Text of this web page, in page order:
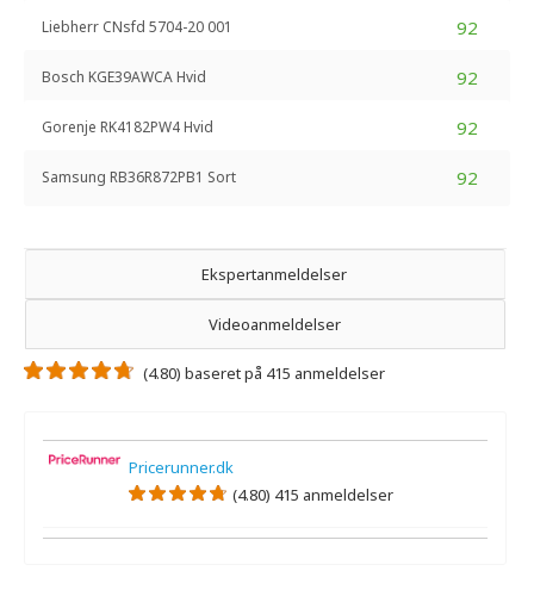
92
Liebherr CNsfd 5704-20 001
92
Bosch KGE39AWCA Hvid
92
Gorenje RK4182PW4 Hvid
92
Samsung RB36R872PB1 Sort
Ekspertanmeldelser
Videoanmeldelser
(4.80) baseret på 415 anmeldelser
Pricerunner.dk
(4.80) 415 anmeldelser